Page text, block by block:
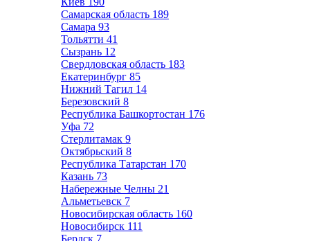
Самарская область 189
Самара 93
Тольятти 41
Сызрань 12
Свердловская область 183
Екатеринбург 85
Нижний Тагил 14
Березовский 8
Республика Башкортостан 176
Уфа 72
Стерлитамак 9
Октябрьский 8
Республика Татарстан 170
Казань 73
Набережные Челны 21
Альметьевск 7
Новосибирская область 160
Новосибирск 111
Бердск 7